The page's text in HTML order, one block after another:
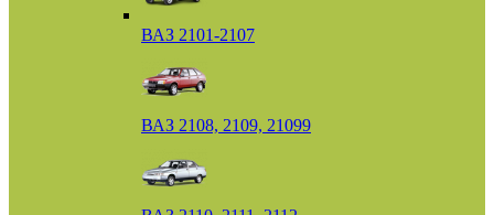
ВАЗ 2101-2107
ВАЗ 2108, 2109, 21099